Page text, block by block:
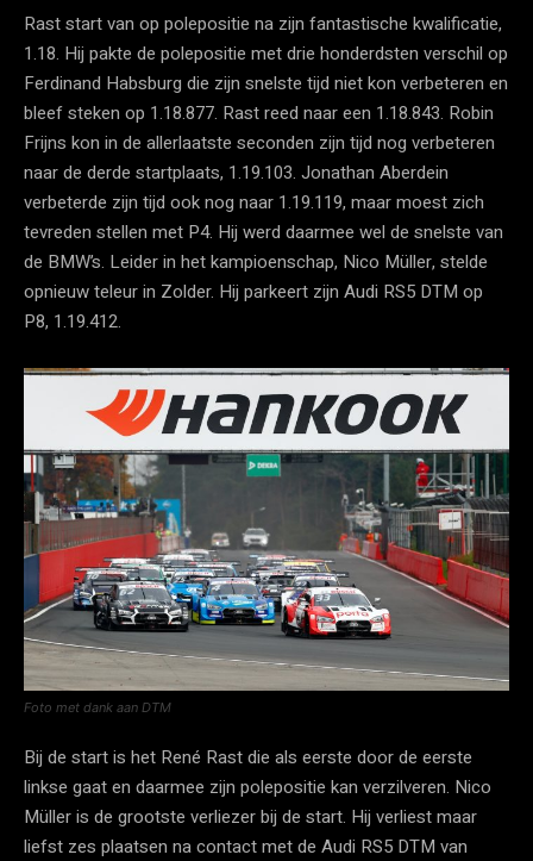
Rast start van op polepositie na zijn fantastische kwalificatie,
1.18. Hij pakte de polepositie met drie honderdsten verschil op
Ferdinand Habsburg die zijn snelste tijd niet kon verbeteren en
bleef steken op 1.18.877. Rast reed naar een 1.18.843. Robin
Frijns kon in de allerlaatste seconden zijn tijd nog verbeteren
naar de derde startplaats, 1.19.103. Jonathan Aberdein
verbeterde zijn tijd ook nog naar 1.19.119, maar moest zich
tevreden stellen met P4. Hij werd daarmee wel de snelste van
de BMW’s. Leider in het kampioenschap, Nico Müller, stelde
opnieuw teleur in Zolder. Hij parkeert zijn Audi RS5 DTM op
P8, 1.19.412.
Foto met dank aan DTM
Bij de start is het René Rast die als eerste door de eerste
linkse gaat en daarmee zijn polepositie kan verzilveren. Nico
Müller is de grootste verliezer bij de start. Hij verliest maar
liefst zes plaatsen na contact met de Audi RS5 DTM van